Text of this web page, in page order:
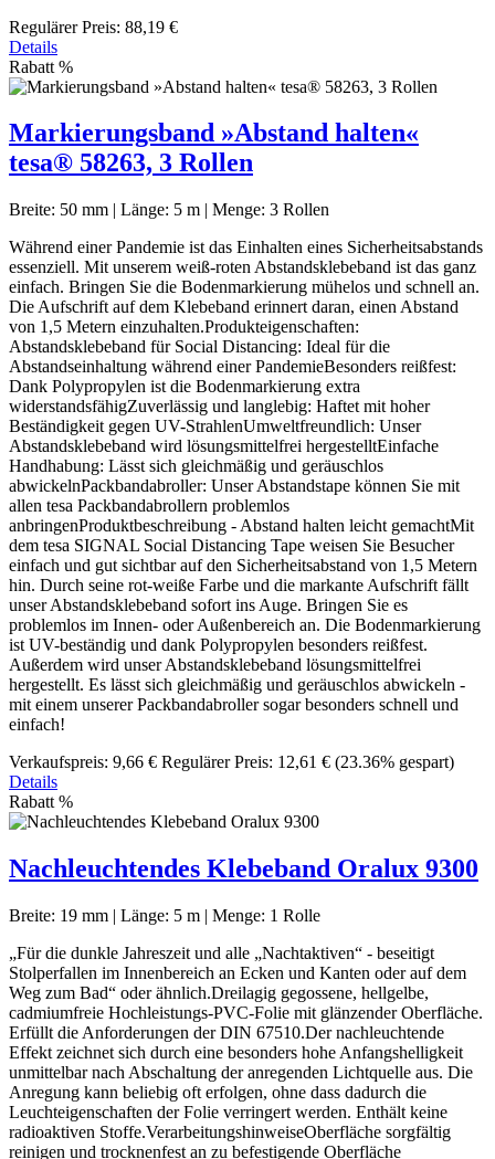
Regulärer Preis: 88,19 €
Details
Rabatt %
Markierungsband »Abstand halten«
tesa® 58263, 3 Rollen
Breite: 50 mm | Länge: 5 m | Menge: 3 Rollen
Während einer Pandemie ist das Einhalten eines Sicherheitsabstands
essenziell. Mit unserem weiß-roten Abstandsklebeband ist das ganz
einfach. Bringen Sie die Bodenmarkierung mühelos und schnell an.
Die Aufschrift auf dem Klebeband erinnert daran, einen Abstand
von 1,5 Metern einzuhalten.Produkteigenschaften:
Abstandsklebeband für Social Distancing: Ideal für die
Abstandseinhaltung während einer PandemieBesonders reißfest:
Dank Polypropylen ist die Bodenmarkierung extra
widerstandsfähigZuverlässig und langlebig: Haftet mit hoher
Beständigkeit gegen UV-StrahlenUmweltfreundlich: Unser
Abstandsklebeband wird lösungsmittelfrei hergestelltEinfache
Handhabung: Lässt sich gleichmäßig und geräuschlos
abwickelnPackbandabroller: Unser Abstandstape können Sie mit
allen tesa Packbandabrollern problemlos
anbringenProduktbeschreibung - Abstand halten leicht gemachtMit
dem tesa SIGNAL Social Distancing Tape weisen Sie Besucher
einfach und gut sichtbar auf den Sicherheitsabstand von 1,5 Metern
hin. Durch seine rot-weiße Farbe und die markante Aufschrift fällt
unser Abstandsklebeband sofort ins Auge. Bringen Sie es
problemlos im Innen- oder Außenbereich an. Die Bodenmarkierung
ist UV-beständig und dank Polypropylen besonders reißfest.
Außerdem wird unser Abstandsklebeband lösungsmittelfrei
hergestellt. Es lässt sich gleichmäßig und geräuschlos abwickeln -
mit einem unserer Packbandabroller sogar besonders schnell und
einfach!
Verkaufspreis: 9,66 € Regulärer Preis: 12,61 € (23.36% gespart)
Details
Rabatt %
Nachleuchtendes Klebeband Oralux 9300
Breite: 19 mm | Länge: 5 m | Menge: 1 Rolle
„Für die dunkle Jahreszeit und alle „Nachtaktiven“ - beseitigt
Stolperfallen im Innenbereich an Ecken und Kanten oder auf dem
Weg zum Bad“ oder ähnlich.Dreilagig gegossene, hellgelbe,
cadmiumfreie Hochleistungs-PVC-Folie mit glänzender Oberfläche.
Erfüllt die Anforderungen der DIN 67510.Der nachleuchtende
Effekt zeichnet sich durch eine besonders hohe Anfangshelligkeit
unmittelbar nach Abschaltung der anregenden Lichtquelle aus. Die
Anregung kann beliebig oft erfolgen, ohne dass dadurch die
Leuchteigenschaften der Folie verringert werden. Enthält keine
radioaktiven Stoffe.VerarbeitungshinweiseOberfläche sorgfältig
reinigen und trocknenfest an zu befestigende Oberfläche